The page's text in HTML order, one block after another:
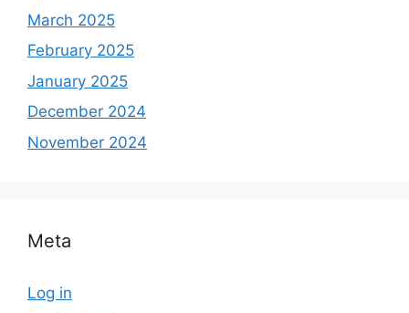
March 2025
February 2025
January 2025
December 2024
November 2024
Meta
Log in